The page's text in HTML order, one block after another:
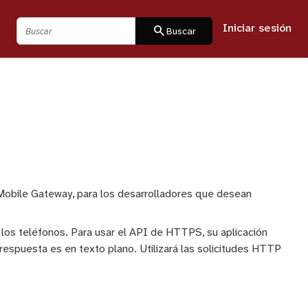
Buscar searchBuscar Iniciar sesión
Gateway, para los desarrolladores que desean
teléfonos. Para usar el API de HTTPS, su aplicación
es en texto plano. Utilizará las solicitudes HTTP